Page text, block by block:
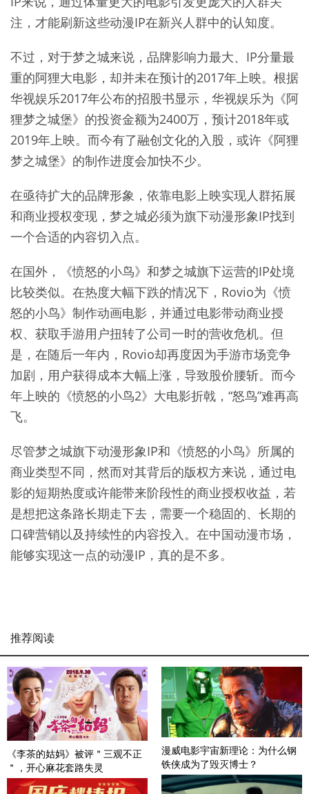
注，才能刷新这些动漫IP在新兴人群中的认知度。
不过，对于梦之城来说，品牌影响力最大、IP分量最
重的阿狸大电影，却并未在预计的2017年上映。根据
华视娱乐2017年公布的招股书显示，华视娱乐为《阿
狸梦之城堡》的投资金额为2400万，预计2018年或
2019年上映。而今有了融创文化的入股，或许《阿狸
梦之城堡》的制作进度会加快不少。
在亟待扩大的品牌形象，依靠电影上映实现人群拓展
和商业授权变现，梦之城必须为旗下动漫形象IP找到
一个合适的内容切入点。
在国外，《愤怒的小鸟》和梦之城旗下运营的IP处境
比较类似。在热度大幅下跌的情况下，Rovio为《愤
怒的小鸟》制作动画电影，并通过电影带动商业授
权、获取手游用户扭转了公司一时的营收危机。但
是，在随后一年内，Rovio却再度因为手游市场竞争
加剧，用户获得成本大幅上涨，导致股价腰斩。而今
年上映的《愤怒的小鸟2》大电影折戟，“怒鸟”难再高
飞。
尽管梦之城旗下动漫形象IP和《愤怒的小鸟》所属的
商业类型不同，然而对其背后的版权方来说，通过电
影的短期热度或许能带来阶段性的商业授权收益，若
是想把这条路长期走下去，需要一个稳固的、长期的
口碑营销以及持续性的内容投入。在中国动漫市场，
能够实现这一点的动漫IP，真的是不多。
推荐阅读
《李茶的姑妈》被评＂三观不正
＂，开心麻花套路失灵
漫威电影宇宙新理论：为什么钢
铁侠成为了毁灭博士？